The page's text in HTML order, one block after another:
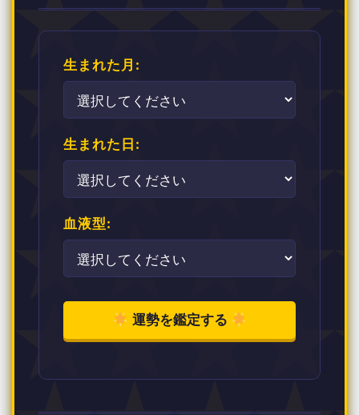
生まれた月:
生まれた日:
血液型:
運勢を鑑定する